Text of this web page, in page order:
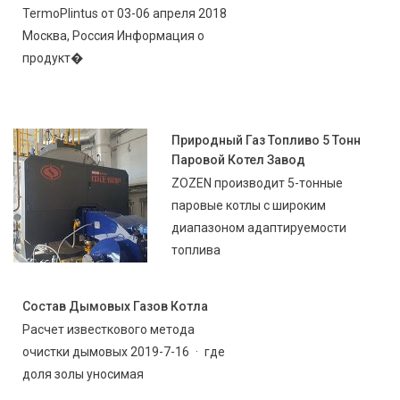
TermoPlintus от 03-06 апреля 2018
Москва, Россия Информация о
продукт�
Природный Газ Топливо 5 Тонн
Паровой Котел Завод
ZOZEN производит 5-тонные
паровые котлы с широким
диапазоном адаптируемости
топлива
Состав Дымовых Газов Котла
Расчет известкового метода
очистки дымовых 2019-7-16 · где
доля золы уносимая